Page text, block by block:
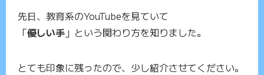
先日、教育系のYouTubeを見ていて
「優しい手 」という関わり方を知りました。
とても印象に残ったので、少し紹介させてください。